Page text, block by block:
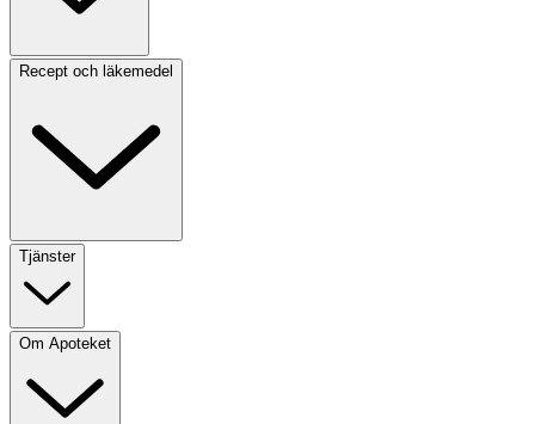
Recept och läkemedel
Tjänster
Om Apoteket